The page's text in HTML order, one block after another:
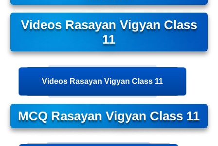
Videos Rasayan Vigyan Class
11
Videos Rasayan Vigyan Class 11
MCQ Rasayan Vigyan Class 11